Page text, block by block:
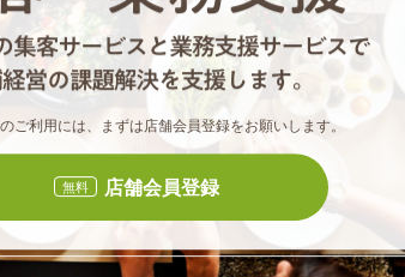
食べロ
ご利用には、まずは店舗会員登録をお願いします。
無料 店舗会員登録